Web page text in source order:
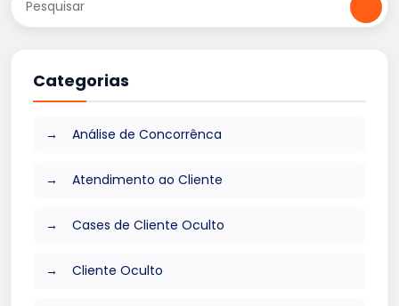
Categorias
Análise de Concorrênca
Atendimento ao Cliente
Cases de Cliente Oculto
Cliente Oculto